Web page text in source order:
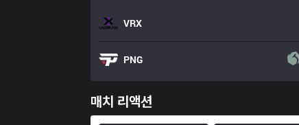
VRX
PNG
매치 리액션